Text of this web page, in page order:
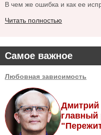
Самое важное
Любовная зависимость
Дмитрий
главный
В чем же ошибка и как ее
Читать полностью